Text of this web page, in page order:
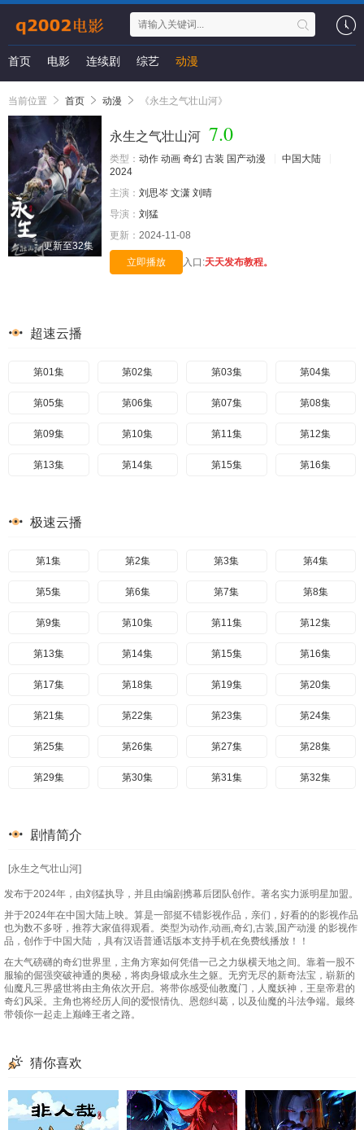
首页 电影 连续剧 综艺 动漫
当前位置 首页 动漫 《永生之气壮山河》
更新至32集
永生之气壮山河 7.0
类型： 动作 动画 奇幻 古装 国产动漫
中国大陆
2024
主演： 刘思岑 文潇 刘晴
导演： 刘猛
更新： 2024-11-08
立即播放 入口:天天发布教程。
超速云播
第01集 第02集 第03集 第04集
第05集 第06集 第07集 第08集
第09集 第10集 第11集 第12集
第13集 第14集 第15集 第16集
极速云播
第1集 第2集 第3集 第4集
第5集 第6集 第7集 第8集
第9集 第10集 第11集 第12集
第13集 第14集 第15集 第16集
第17集 第18集 第19集 第20集
第21集 第22集 第23集 第24集
第25集 第26集 第27集 第28集
第29集 第30集 第31集 第32集
剧情简介
[永生之气壮山河]
发布于2024年，由刘猛执导，并且由编剧携幕后团队创作。著名实力派明星加盟。
并于2024年在中国大陆上映。算是一部挺不错影视作品，亲们，好看的的影视作品
也为数不多呀，推荐大家值得观看。类型为动作,动画,奇幻,古装,国产动漫 的影视作
品，创作于中国大陆 ，具有汉语普通话版本支持手机在免费线播放！！
在大气磅礴的奇幻世界里，主角方寒如何凭借一己之力纵横天地之间。靠着一股不
服输的倔强突破神通的奥秘，将肉身锻成永生之躯。无穷无尽的新奇法宝，崭新的
仙魔凡三界盛世将由主角依次开启。将带你感受仙教魔门，人魔妖神，王皇帝君的
奇幻风采。主角也将经历人间的爱恨情仇、恩怨纠葛，以及仙魔的斗法争端。最终
带领你一起走上巅峰王者之路。
猜你喜欢